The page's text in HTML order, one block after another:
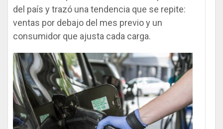
del país y trazó una tendencia que se repite:
ventas por debajo del mes previo y un
consumidor que ajusta cada carga.